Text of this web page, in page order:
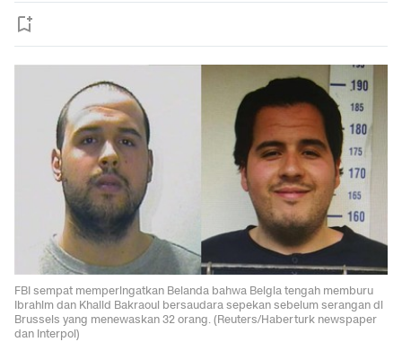
FBI sempat memperingatkan Belanda bahwa Belgia tengah memburu
Ibrahim dan Khalid Bakraoui bersaudara sepekan sebelum serangan di
Brussels yang menewaskan 32 orang. (Reuters/Haberturk newspaper
dan Interpol)